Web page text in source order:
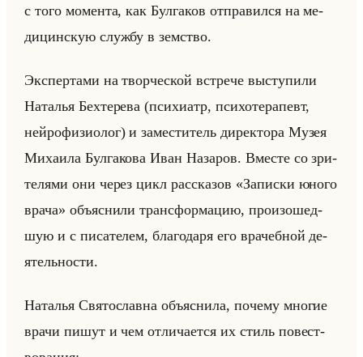
с того мо­мен­та, как Бул­га­ков от­пра­вил­ся на ме­
ди­цин­скую служ­бу в зем­ство.
Экс­пер­та­ми на твор­че­ской встре­че вы­сту­пи­ли
На­та­лья Бех­те­ре­ва (пси­хи­атр, пси­хо­те­ра­певт,
нейро­фи­зио­лог) и за­ме­сти­тель ди­рек­то­ра Музея
Ми­ха­ила Бул­га­ко­ва Иван На­за­ров. Вме­сте со зри­
те­ля­ми они через цикл рас­ска­зов «Записки юного
врача» объяс­ни­ли транс­фор­ма­цию, про­изо­шед­
шую и с пи­са­те­лем, бла­го­да­ря его вра­чеб­ной де­
ятельно­сти.
На­та­лья Свя­то­слав­на объяс­ни­ла, по­че­му мно­гие
врачи пишут и чем от­ли­ча­ет­ся их стиль по­вест­